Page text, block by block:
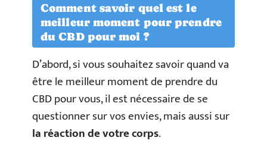
Comment savoir quel est le
meilleur moment pour prendre
du CBD pour moi ?
D’abord, si vous souhaitez savoir quand va
être le meilleur moment de prendre du
CBD pour vous, il est nécessaire de se
questionner sur vos envies, mais aussi sur
la réaction de votre corps.